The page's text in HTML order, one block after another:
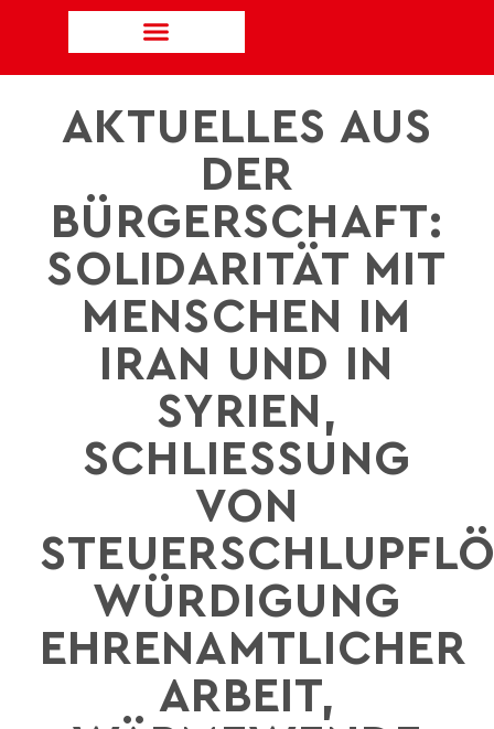
AKTUELLES AUS
DER
BÜRGERSCHAFT:
SOLIDARITÄT MIT
MENSCHEN IM
IRAN UND IN
SYRIEN,
SCHLIESSUNG V
ON S
ÜRDIGUNG E
HRENAMTLICHER A
RBEIT, W